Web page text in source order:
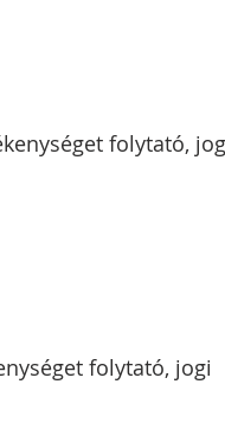
folytató,
folytató, jogi